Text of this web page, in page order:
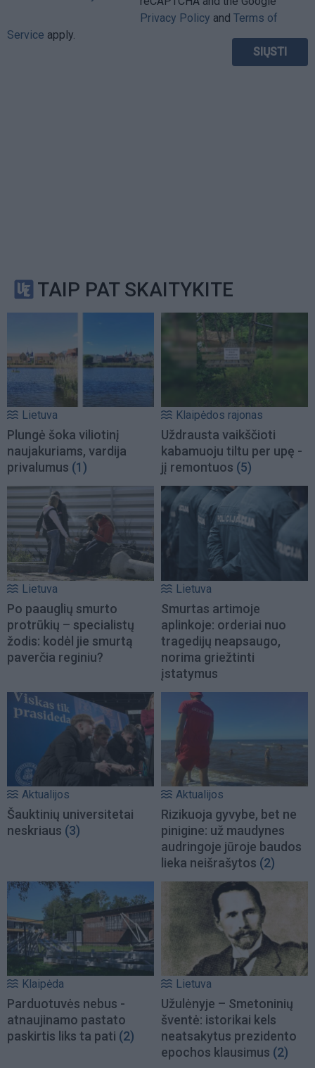
Privacy Policy and Terms of
Service apply.
TAIP PAT SKAITYKITE
Lietuva
Plungė šoka viliotinį
naujakuriams, vardija
privalumus (1)
Klaipėdos rajonas
Uždrausta vaikščioti
kabamuoju tiltu per upę -
jį remontuos (5)
Lietuva
Po paauglių smurto
protrūkių – specialistų
žodis: kodėl jie smurtą
paverčia reginiu?
Lietuva
Smurtas artimoje
aplinkoje: orderiai nuo
tragedijų neapsaugo,
norima griežtinti
įstatymus
Aktualijos
Šauktinių universitetai
neskriaus (3)
Aktualijos
Rizikuoja gyvybe, bet ne
pinigine: už maudynes
audringoje jūroje baudos
lieka neišrašytos (2)
Klaipėda
Parduotuvės nebus -
atnaujinamo pastato
paskirtis liks ta pati (2)
Lietuva
Užulėnyje – Smetoninių
šventė: istorikai kels
neatsakytus prezidento
epochos klausimus (2)